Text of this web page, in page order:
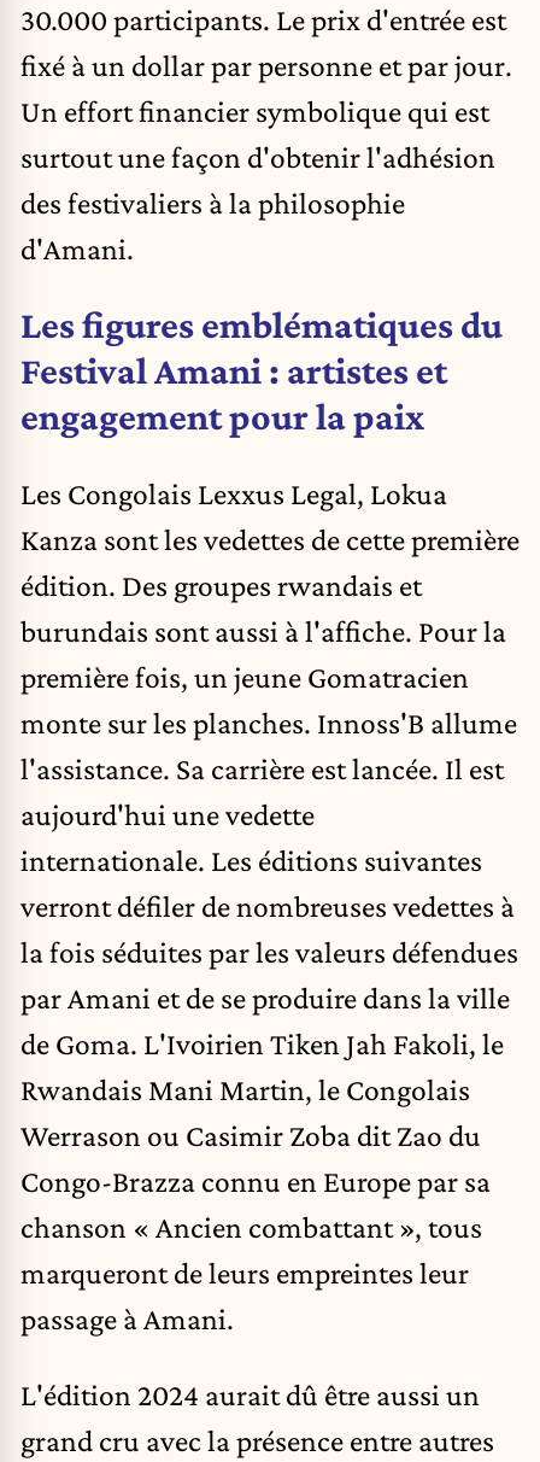
30.000 participants. Le prix d'entrée est
fixé à un dollar par personne et par jour.
Un effort financier symbolique qui est
surtout une façon d'obtenir l'adhésion
des festivaliers à la philosophie
d'Amani.
Les figures emblématiques du
Festival Amani : artistes et
engagement pour la paix
Les Congolais Lexxus Legal, Lokua
Kanza sont les vedettes de cette première
édition. Des groupes rwandais et
burundais sont aussi à l'affiche. Pour la
première fois, un jeune Gomatracien
monte sur les planches. Innoss'B allume
l'assistance. Sa carrière est lancée. Il est
aujourd'hui une vedette
internationale. Les éditions suivantes
verront défiler de nombreuses vedettes à
la fois séduites par les valeurs défendues
par Amani et de se produire dans la ville
de Goma. L'Ivoirien Tiken Jah Fakoli, le
Rwandais Mani Martin, le Congolais
Werrason ou Casimir Zoba dit Zao du
Congo-Brazza connu en Europe par sa
chanson « Ancien combattant », tous
marqueront de leurs empreintes leur
passage à Amani.
L'édition 2024 aurait dû être aussi un
grand cru avec la présence entre autres